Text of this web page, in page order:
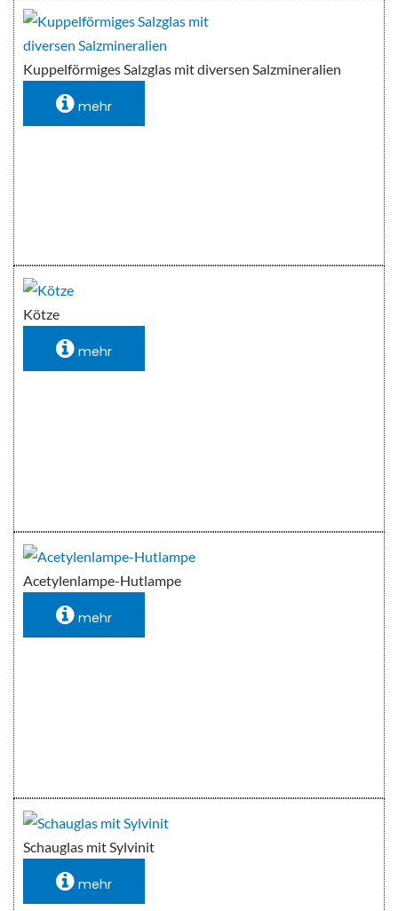
Kuppelförmiges Salzglas mit diversen Salzmineralien
mehr
Kötze
mehr
Acetylenlampe-Hutlampe
mehr
Schauglas mit Sylvinit
mehr